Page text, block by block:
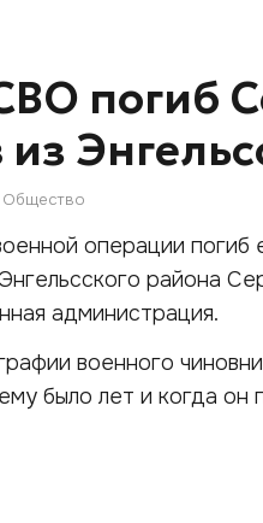
погиб
Общество
операции
района
администрация.
военного
было лет и когда он